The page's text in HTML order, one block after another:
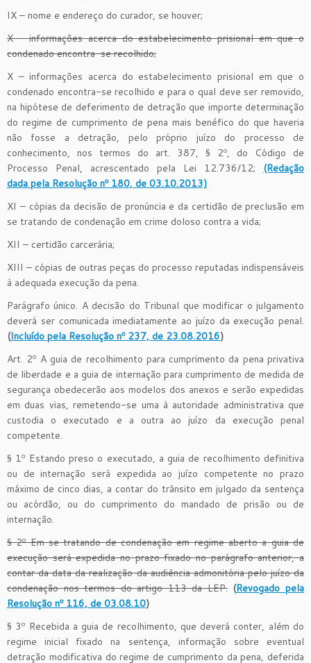
IX – nome e endereço do curador, se houver;
X – informações acerca do estabelecimento prisional em que o
condenado encontra-se recolhido;
X – informações acerca do estabelecimento prisional em que o
condenado encontra-se recolhido e para o qual deve ser removido,
na hipótese de deferimento de detração que importe determinação
do regime de cumprimento de pena mais benéfico do que haveria
não fosse a detração, pelo próprio juízo do processo de
conhecimento, nos termos do art. 387, § 2º, do Código de
Processo Penal, acrescentado pela Lei 12.736/12;
(Redação
dada pela Resolução nº 180, de 03.10.2013)
XI – cópias da decisão de pronúncia e da certidão de preclusão em
se tratando de condenação em crime doloso contra a vida;
XII – certidão carcerária;
XIII – cópias de outras peças do processo reputadas indispensáveis
à adequada execução da pena.
Parágrafo único. A decisão do Tribunal que modificar o julgamento
deverá ser comunicada imediatamente ao juízo da execução penal.
(Incluído pela Resolução nº 237, de 23.08.2016)
Art. 2º A guia de recolhimento para cumprimento da pena privativa
de liberdade e a guia de internação para cumprimento de medida de
segurança obedecerão aos modelos dos anexos e serão expedidas
em duas vias, remetendo-se uma à autoridade administrativa que
custodia o executado e a outra ao juízo da execução penal
competente.
§ 1º Estando preso o executado, a guia de recolhimento definitiva
ou de internação será expedida ao juízo competente no prazo
máximo de cinco dias, a contar do trânsito em julgado da sentença
ou acórdão, ou do cumprimento do mandado de prisão ou de
internação.
§ 2º Em se tratando de condenação em regime aberto a guia de
execução será expedida no prazo fixado no parágrafo anterior, a
contar da data da realização da audiência admonitória pelo juízo da
condenação nos termos do artigo 113 da LEP. (Revogado pela
Resolução nº 116, de 03.08.10)
§ 3º Recebida a guia de recolhimento, que deverá conter, além do
regime inicial fixado na sentença, informação sobre eventual
detração modificativa do regime de cumprimento da pena, deferida